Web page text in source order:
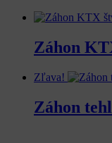
Záhon
Zľava!
Záhon